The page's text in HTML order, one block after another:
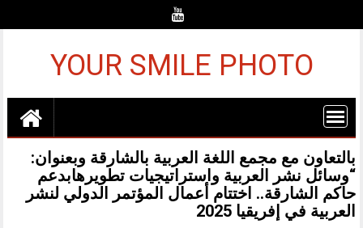
YOUR SMILE PHOTO
بالتعاون مع مجمع اللغة العربية بالشارقة وبعنوان:
“وسائل نشر العربية واستراتيجيات تطويرهابدعم
حاكم الشارقة.. اختتام أعمال المؤتمر الدولي لنشر
العربية في إفريقيا 2025